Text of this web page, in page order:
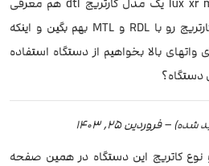
سلام در ویدئو مربوط به lux xr max یک مدل کارتریج dtl هم معرفی
شده. بی زحمت تفاوت این کارتریج رو با RDL و MTL بهم بگین و اینکه
بالا بخواهیم از دستگاه استفاده
شده) – فروردین 25, 1403
کاتریج این دستگاه در همین صفحه